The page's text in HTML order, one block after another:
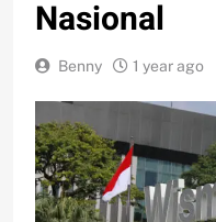
Nasional
Benny 1 year ago